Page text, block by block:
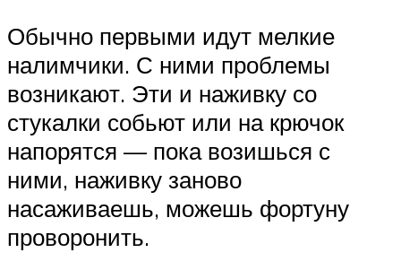
Обычно первыми идут мелкие
налимчики. С ними проблемы
возникают. Эти и наживку со
стукалки собьют или на крючок
напорятся — пока возишься с
ними, наживку заново
насаживаешь, можешь фортуну
проворонить.